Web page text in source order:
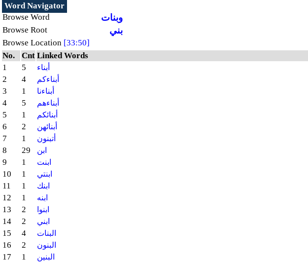
Word Navigator
Browse Word
وبنات
Browse Root بني
Browse Location [33:50]
No.
Cnt Linked Words
1
5 أبناء
2 4 أبناءكم
3 1 أبناءنا
4 5 أبناءهم
5 1 أبنائكم
6 2 أبنائهن
7 1 أتبنون
8 29 ابن
9 1 ابنت
10 1 ابنتي
11 1 ابنك
12 1 ابنه
13 2 ابنوا
14 2 ابني
15 4 البنات
16 2 البنون
17 1 البنين